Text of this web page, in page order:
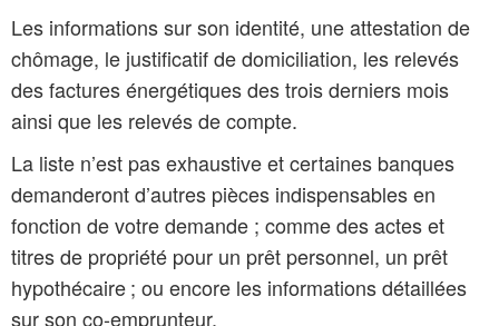
Les informations sur son identité, une attestation de
chômage, le justificatif de domiciliation, les relevés
des factures énergétiques des trois derniers mois
ainsi que les relevés de compte.
La liste n’est pas exhaustive et certaines banques
demanderont d’autres pièces indispensables en
fonction de votre demande ; comme des actes et
titres de propriété pour un prêt personnel, un prêt
hypothécaire ; ou encore les informations détaillées
sur son co-emprunteur.